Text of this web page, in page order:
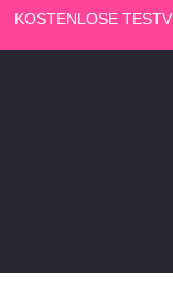
KOSTENLOSE